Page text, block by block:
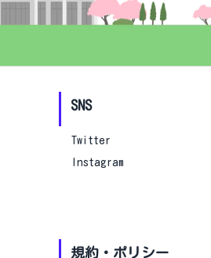
SNS
Twitter
Instagram
規約・ポリシー